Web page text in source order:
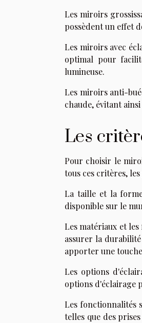
Les miroirs
possèdent un effet
Les miroirs avec
optimal pour
lumineuse.
Les miroirs anti-
chaude, évitant
Les
Pour choisir le
tous ces critères,
La taille et la
disponible sur le
Les matériaux et
assurer la
apporter une
Les options
options d'éclairage
Les fonctionnalités
telles que des